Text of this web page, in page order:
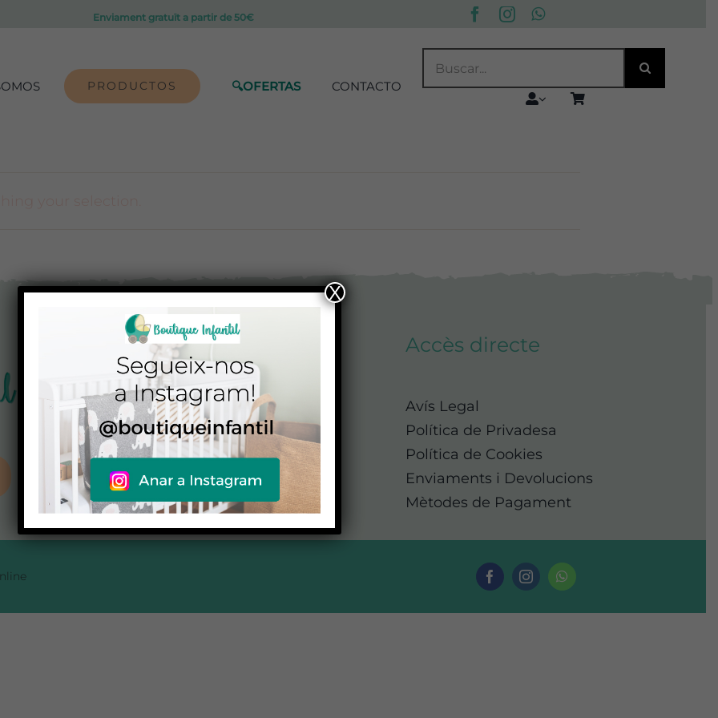
Enviament gratuït a partir de 50€
PRODUCTOS 🔍OFERTAS CONTACTO
Contacte
973 44 5 037 – 640 212 588
C/ Sant Lluís 63
25600 Balaguer
Lleida
info@boutiqueinfanti.cat
Accès directe
Avís Legal
Política de Privadesa
Política de Cookies
Enviaments i Devolucions
Mètodes de Pagament
X